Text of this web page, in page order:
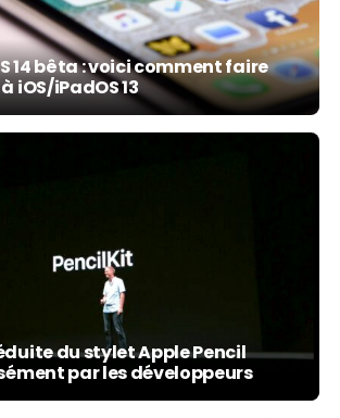
14 bêta : voici comment faire
iOS/iPadOS 13
du stylet Apple Pencil
par les développeurs